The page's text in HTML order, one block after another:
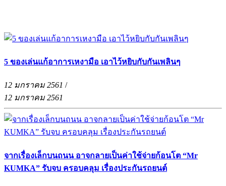
5 ของเล่นแก้อาการเหงามือ เอาไว้หยิบกับกันเพลินๆ
12 มกราคม 2561 /
12 มกราคม 2561
จากเรื่องเล็กบนถนน อาจกลายเป็นค่าใช้จ่ายก้อนโต “Mr
KUMKA” รับจบ ครอบคลุม เรื่องประกันรถยนต์